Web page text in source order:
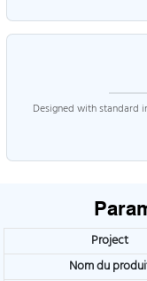
Designed with standard
Project
Nom du